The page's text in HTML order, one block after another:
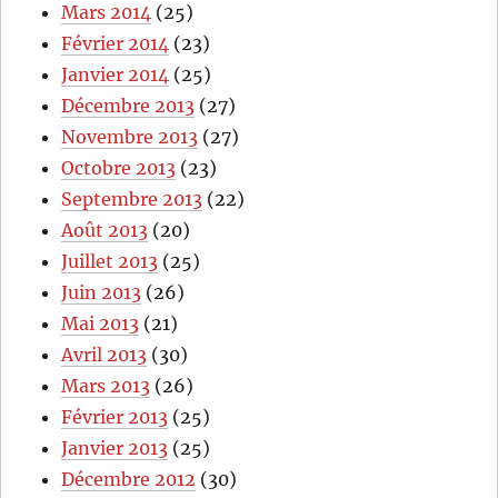
Mars 2014 (25)
Février 2014 (23)
Janvier 2014 (25)
Décembre 2013 (27)
Novembre 2013 (27)
Octobre 2013 (23)
Septembre 2013 (22)
Août 2013 (20)
Juillet 2013 (25)
Juin 2013 (26)
Mai 2013 (21)
Avril 2013 (30)
Mars 2013 (26)
Février 2013 (25)
Janvier 2013 (25)
Décembre 2012 (30)